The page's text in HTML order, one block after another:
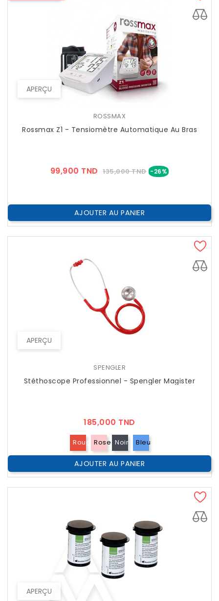
APERÇU
ROSSMAX
Rossmax Z1 - Tensiomètre Automatique Au Bras
99,900 TND Prix
135,000 TND -26%Prix
AJOUTER AU PANIER
APERÇU
SPENGLER
Stéthoscope Professionnel - Spengler Magister
185,000 TND
RougeRose Noir Bleu
AJOUTER AU PANIER
APERÇU